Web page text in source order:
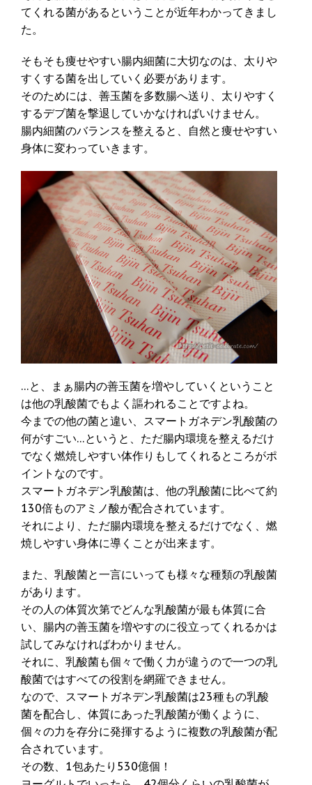
てくれる菌があるということが近年わかってきまし
た。
そもそも痩せやすい腸内細菌に大切なのは、太りや
すくする菌を出していく必要があります。
そのためには、善玉菌を多数腸へ送り、太りやすく
するデブ菌を撃退していかなければいけません。
腸内細菌のバランスを整えると、自然と痩せやすい
身体に変わっていきます。
…と、まぁ腸内の善玉菌を増やしていくということ
は他の乳酸菌でもよく謳われることですよね。
今までの他の菌と違い、スマートガネデン乳酸菌の
何がすごい…というと、ただ腸内環境を整えるだけ
でなく燃焼しやすい体作りもしてくれるところがポ
イントなのです。
スマートガネデン乳酸菌は、他の乳酸菌に比べて約
130倍ものアミノ酸が配合されています。
それにより、ただ腸内環境を整えるだけでなく、燃
焼しやすい身体に導くことが出来ます。
また、乳酸菌と一言にいっても様々な種類の乳酸菌
があります。
その人の体質次第でどんな乳酸菌が最も体質に合
い、腸内の善玉菌を増やすのに役立ってくれるかは
試してみなければわかりません。
それに、乳酸菌も個々で働く力が違うので一つの乳
酸菌ではすべての役割を網羅できません。
なので、スマートガネデン乳酸菌は23種もの乳酸
菌を配合し、体質にあった乳酸菌が働くように、
個々の力を存分に発揮するように複数の乳酸菌が配
合されています。
その数、1包あたり530億個！